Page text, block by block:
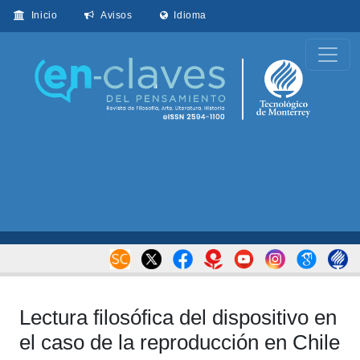
Inicio Avisos Idioma
Lectura filosófica del dispositivo en
el caso de la reproducción en Chile